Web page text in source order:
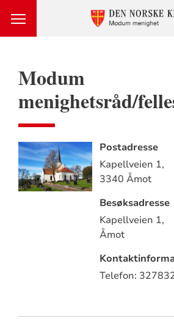
Modum
menighetsråd/
Postadresse
Kapellveien 1,
3340 Åmot
Besøksadresse
Kapellveien 1,
Åmot
Telefon: